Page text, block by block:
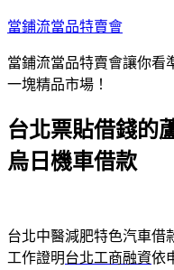
跳
主
容
當鋪流當品特賣會
當鋪流當品特賣會讓你看
一塊精品市場！
台北票貼借錢的
烏日機車借款
台北中醫減肥特色汽車借
工作證明台北工商融資依